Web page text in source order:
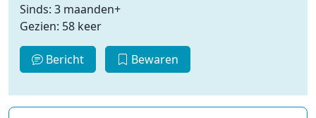
Sinds: 3 maanden+
Gezien: 58 keer
Bericht Bewaren